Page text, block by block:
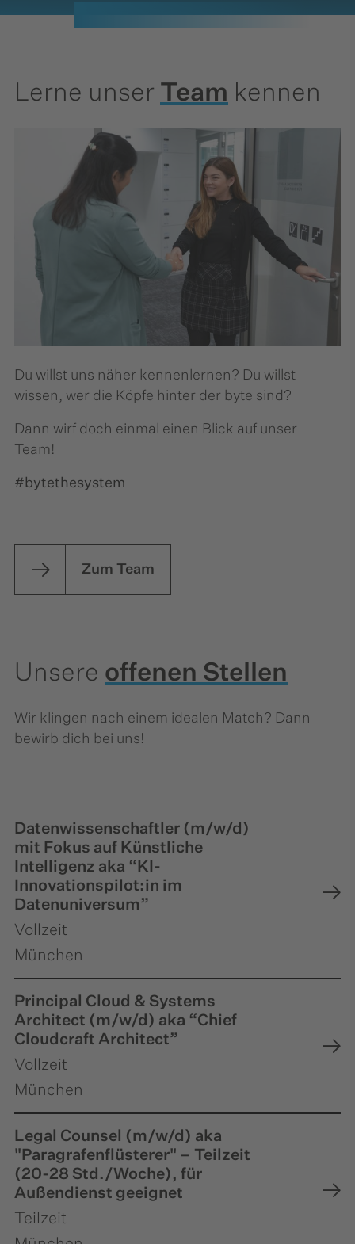
Lerne unser Team kennen
Du willst uns näher kennenlernen? Du willst
wissen, wer die Köpfe hinter der byte sind?
Dann wirf doch einmal einen Blick auf unser
Team!
#bytethesystem
Zum Team
Unsere offenen Stellen
Wir klingen nach einem idealen Match? Dann
bewirb dich bei uns!
Datenwissenschaftler (m/w/d)
mit Fokus auf Künstliche
Intelligenz aka “KI-
Innovationspilot:in im
Datenuniversum”
Vollzeit
München
Principal Cloud & Systems
Architect (m/w/d) aka “Chief
Cloudcraft Architect”
Vollzeit
München
Legal Counsel (m/w/d) aka
"Paragrafenflüsterer" – Teilzeit
(20-28 Std./Woche), für
Außendienst geeignet
Teilzeit